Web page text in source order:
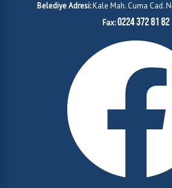
Belediye Adresi:Kale Mah. Cuma Cad.
Fax:0224 372 81 82